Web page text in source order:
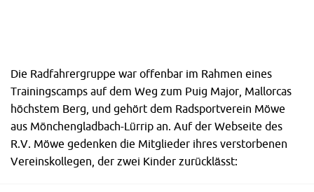
Die Radfahrergruppe war offenbar im Rahmen eines
Trainingscamps auf dem Weg zum Puig Major, Mallorcas
höchstem Berg, und gehört dem Radsportverein Möwe
aus Mönchengladbach-Lürrip an. Auf der Webseite des
R.V. Möwe gedenken die Mitglieder ihres verstorbenen
Vereinskollegen, der zwei Kinder zurücklässt: